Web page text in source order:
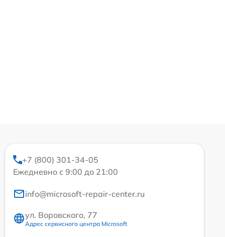
+7 (800) 301-34-05
Ежедневно с 9:00 до 21:00
info@microsoft-repair-center.ru
ул. Воровского, 77
Адрес сервисного центра Microsoft